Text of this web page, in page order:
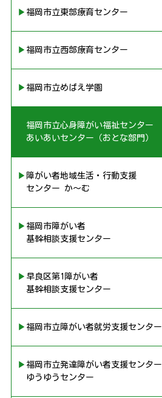
▶︎福岡市立東部療育センター
▶︎福岡市立西部療育センター
▶︎福岡市立めばえ学園
▶︎福岡市立心身障がい福祉センター
あいあいセンター（おとな部門）
▶︎障がい者地域生活・行動支援
センター か〜む
▶︎福岡市障がい者
基幹相談支援センター
▶︎早良区第1障がい者
基幹相談支援センター
▶︎福岡市立障がい者就労支援センター
▶︎福岡市立発達障がい者支援センター
ゆうゆうセンター